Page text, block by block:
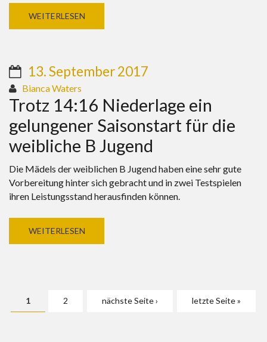
WEITERLESEN
13. September 2017
Bianca Waters
Trotz 14:16 Niederlage ein
gelungener Saisonstart für die
weibliche B Jugend
Die Mädels der weiblichen B Jugend haben eine sehr gute
Vorbereitung hinter sich gebracht und in zwei Testspielen
ihren Leistungsstand herausfinden können.
WEITERLESEN
1 2 nächste Seite › letzte Seite »